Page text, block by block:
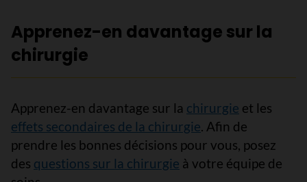
Apprenez-en davantage sur la
chirurgie
Apprenez-en davantage sur la chirurgie et les
effets secondaires de la chirurgie. Afin de
prendre les bonnes décisions pour vous, posez
des questions sur la chirurgie à votre équipe de